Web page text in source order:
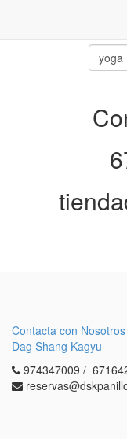
Contacta con Nosotros
Dag Shang Kagyu
974347009 /